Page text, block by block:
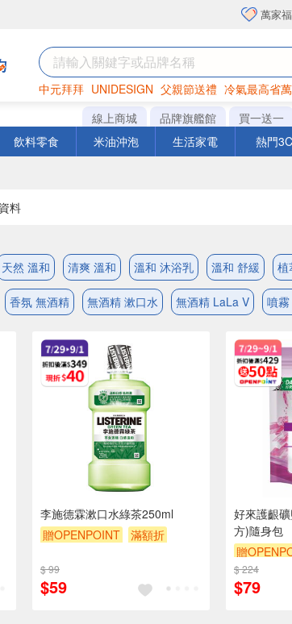
萬家
中元拜拜 UNIDESIGN 父親節送禮 冷氣最高省萬
巧克力 罐頭 衛生紙
線上商城 品牌旗艦館 買一送一
飲料零食 米油沖泡 生活家電 熱門3C
料
天然 溫和 清爽 溫和 溫和 沐浴乳 溫和 舒緩 植
香氛 無酒精 無酒精 漱口水 無酒精 LaLa V 噴
李施德霖漱口水綠茶250ml
贈OPENPOINT
滿額折
$ 99
$59
好來護齦
方)隨身包
贈
$ 224
$79